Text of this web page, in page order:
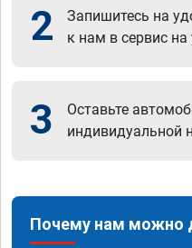
2
Запишитесь на
к нам в сервис
3
Оставьте
индивидуальной
Почему нам можно